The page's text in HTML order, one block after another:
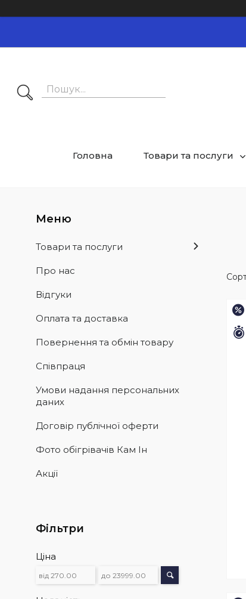
Головна Товари та послуги
Товари та послуги
Про нас
Відгуки
Оплата та доставка
Повернення та обмін товару
Співпраця
Умови надання персональних
даних
Договір публічної оферти
Фото обігрівачів Кам Ін
Акції
Фільтри
Ціна